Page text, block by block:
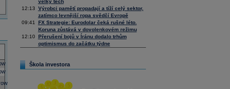
velký tech
12:13
Výrobci pamětí propadají a tíží celý sektor,
zatímco levnější ropa svědčí Evropě
09:41
FX Strategie: Eurodolar čeká rušné léto.
Koruna zůstává v dovolenkovém režimu
12:10
Přerušení bojů v Íránu dodalo trhům
optimismus do začátku týdne
Škola investora